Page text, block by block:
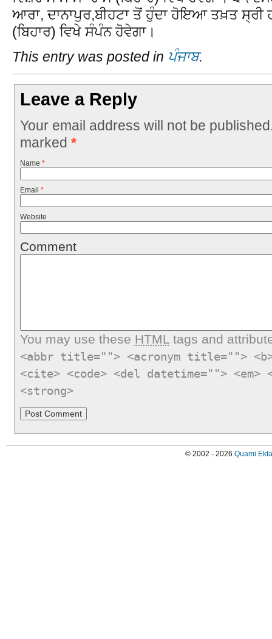
ਆਰਾ, ਦਾਨਾਪੁਰ,ਬੀਹਟਾ ਤੋਂ ਹੁੰਦਾ ਹੋਇਆ ਤਖ਼ਤ ਸ੍ਰੀ
(ਬਿਹਾਰ) ਵਿਖੇ ਸੰਪੰਨ ਹੋਵੇਗਾ।
This entry was posted in ਪੰਜਾਬ.
Leave a Reply
Your email address will not be
marked *
Name *
Email *
Website
Comment
You may use these HTMLtags and
<abbr title=""> <acronym title="">
<cite> <code> <del datetime="">
<strong>
© 2002 - 2026 Quami